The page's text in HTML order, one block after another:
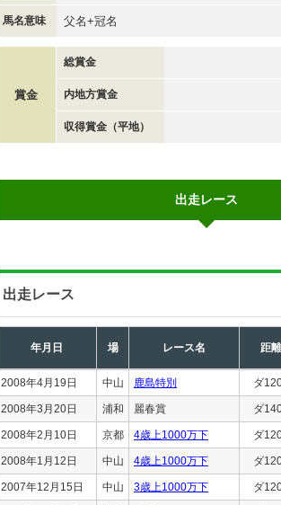
馬名意味 父名+冠名
賞金
総賞金
内地方賞金
収得賞金（平地）
出走レース
出走レース
年月日 場 レース名 距離
2008年4月19日 中山 鹿島特別 ダ
2008年3月20日 浦和 麗春賞 ダ
2008年2月10日 京都 4歳上1000万下 ダ
2008年1月12日 中山 4歳上1000万下 ダ
2007年12月15日 中山 3歳上1000万下 ダ